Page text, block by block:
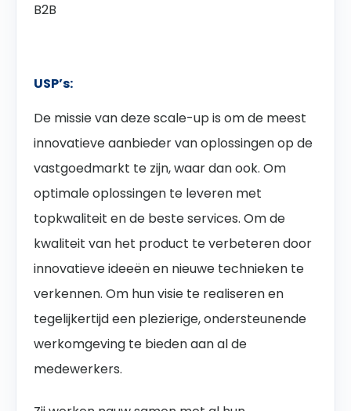
B2B
USP’s:
De missie van deze scale-up is om de meest
innovatieve aanbieder van oplossingen op de
vastgoedmarkt te zijn, waar dan ook. Om
optimale oplossingen te leveren met
topkwaliteit en de beste services. Om de
kwaliteit van het product te verbeteren door
innovatieve ideeën en nieuwe technieken te
verkennen. Om hun visie te realiseren en
tegelijkertijd een plezierige, ondersteunende
werkomgeving te bieden aan al de
medewerkers.